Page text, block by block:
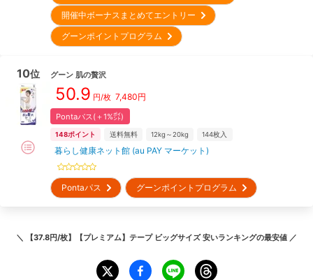
開催中ボーナスまとめてエントリー
グーンポイントプログラム
10位 グーン 肌の贅沢
50.9 円/枚 7,480円
Pontaパス(＋1%㌽)
148ポイント 送料無料 12kg～20kg 144枚入
暮らし健康ネット館 (au PAY マーケット)
Pontaパス グーンポイントプログラム
＼ 【37.8円/枚】【プレミアム】テープ ビッグサイズ 安いランキングの最安値 ／